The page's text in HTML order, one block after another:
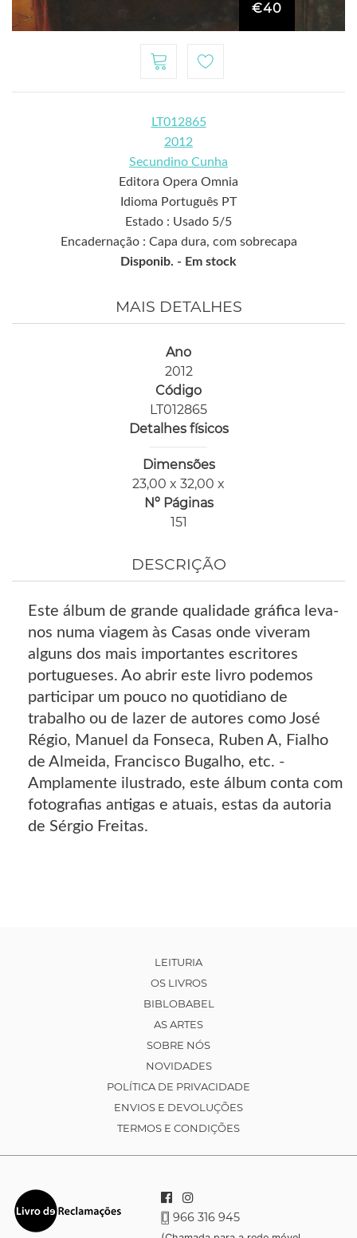
€40
LT012865
2012
Secundino Cunha
Editora Opera Omnia
Idioma Português PT
Estado : Usado 5/5
Encadernação : Capa dura, com sobrecapa
Disponib. - Em stock
MAIS DETALHES
Ano
2012
Código
LT012865
Detalhes físicos
Dimensões
23,00 x 32,00 x
Nº Páginas
151
DESCRIÇÃO
Este álbum de grande qualidade gráfica leva-
nos numa viagem às Casas onde viveram
alguns dos mais importantes escritores
portugueses. Ao abrir este livro podemos
participar um pouco no quotidiano de
trabalho ou de lazer de autores como José
Régio, Manuel da Fonseca, Ruben A, Fialho
de Almeida, Francisco Bugalho, etc. -
Amplamente ilustrado, este álbum conta com
fotografias antigas e atuais, estas da autoria
de Sérgio Freitas.
LEITURIA
OS LIVROS
BIBLOBABEL
AS ARTES
SOBRE NÓS
NOVIDADES
POLÍTICA DE PRIVACIDADE
ENVIOS E DEVOLUÇÕES
TERMOS E CONDIÇÕES
966 316 945